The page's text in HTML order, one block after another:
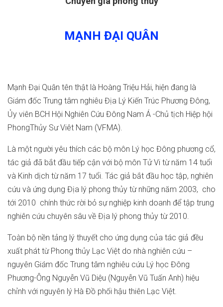
MẠNH ĐẠI QUÂN
Mạnh Đại Quân tên thật là Hoàng Triệu Hải, hiện đang là
Giám đốc Trung tâm nghiêu Địa Lý Kiến Trúc Phương Đông,
Ủy viên BCH Hội Nghiên Cứu Đông Nam Á -Chủ tịch Hiệp hội
PhongThủy Sư Viêt Nam (VFMA).
Là một người yêu thích các bộ môn Lý học Đông phương cổ,
tác giả đã bắt đầu tiếp cận với bộ môn Tử Vi từ năm 14 tuổi
và Kinh dịch từ năm 17 tuổi. Tác giả bắt đầu học tập, nghiên
cứu và ứng dụng Địa lý phong thủy từ những năm 2003, cho
tới 2010 chính thức rời bỏ sự nghiệp kinh doanh để tập trung
nghiên cứu chuyên sâu về Địa lý phong thủy từ 2010.
Toàn bộ nền tảng lý thuyết cho ứng dụng của tác giả đều
xuất phát từ Phong thủy Lạc Việt do nhà nghiên cứu –
nguyên Giám đốc Trung tâm nghiêu cứu Lý học Đông
Phương-Ông Nguyễn Vũ Diệu (Nguyễn Vũ Tuấn Anh) hiệu
chỉnh với nguyên lý Hà Đồ phối hậu thiên Lạc Việt.